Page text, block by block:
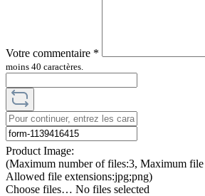
Votre commentaire *
moins 40 caractères.
Product Image:
(Maximum number of files:3, Maximum
Allowed file extensions:jpg;png)
Choose files… No files selected